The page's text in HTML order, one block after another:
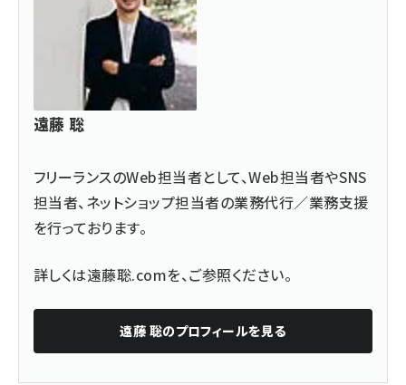
遠藤 聡
フリーランスのWeb担当者として、Web担当者やSNS
担当者、ネットショップ担当者の業務代行／業務支援
を行っております。
詳しくは遠藤聡.comを、ご参照ください。
遠藤 聡のプロフィールを見る